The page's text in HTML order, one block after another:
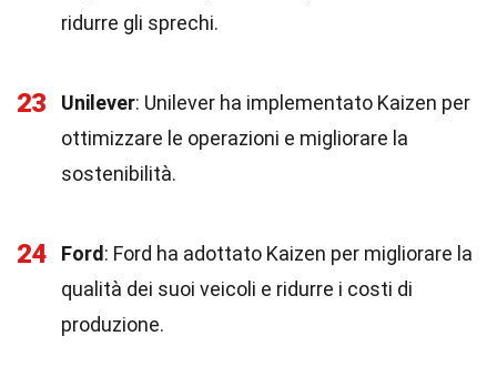
ridurre gli sprechi.
23 Unilever: Unilever ha implementato Kaizen per
ottimizzare le operazioni e migliorare la
sostenibilità.
24 Ford : Ford ha adottato Kaizen per migliorare la
qualità dei suoi veicoli e ridurre i costi di
produzione.